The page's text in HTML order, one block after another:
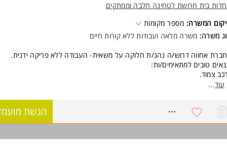
בית חרושת לטחינה חלבה וממתקים
המשרה: מספר מקומות
משרה: משרה מלאה ועבודות ללא קורות חיים
אחווה דרוש/ה נהג/ת חלוקה על משאית- העבודה ללא פריקה ידנית.
טובים למתאימים/ות:
צמוד.
גבוה ומתגמל!
חושב/ת שאת/ה מתאים/ה? הגש/י מועמדות עוד היום ונתאם פגישה!
על 12-15 טון-חובה.
עוד...
הגשת